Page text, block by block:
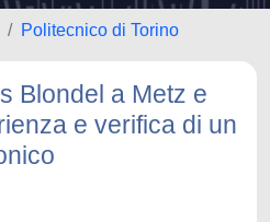
Politecnico di Torino
Blondel a Metz e
e verifica di un